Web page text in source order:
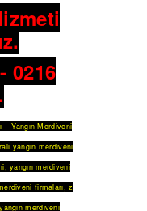
0216
–Yangın Merdiveni
yangın merdiveni
,yangın merdiveni
firmaları,z
yangın merdiveni